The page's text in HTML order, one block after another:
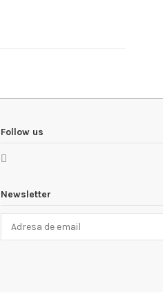
Follow us
Newsletter